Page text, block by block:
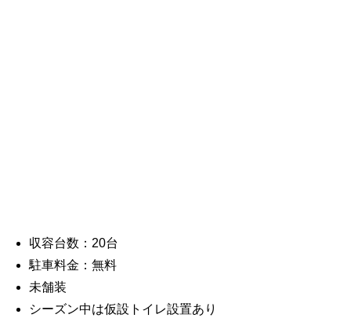
収容台数：20台
駐車料金：無料
未舗装
シーズン中は仮設トイレ設置あり